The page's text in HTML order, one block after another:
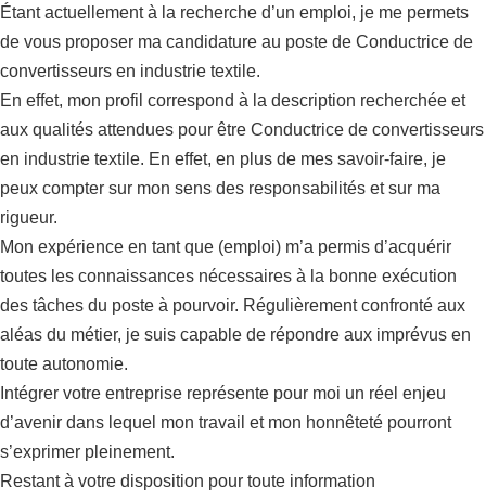
Étant actuellement à la recherche d’un emploi, je me permets
de vous proposer ma candidature au poste de Conductrice de
convertisseurs en industrie textile.
En effet, mon profil correspond à la description recherchée et
aux qualités attendues pour être Conductrice de convertisseurs
en industrie textile. En effet, en plus de mes savoir-faire, je
peux compter sur mon sens des responsabilités et sur ma
rigueur.
Mon expérience en tant que (emploi) m’a permis d’acquérir
toutes les connaissances nécessaires à la bonne exécution
des tâches du poste à pourvoir. Régulièrement confronté aux
aléas du métier, je suis capable de répondre aux imprévus en
toute autonomie.
Intégrer votre entreprise représente pour moi un réel enjeu
d’avenir dans lequel mon travail et mon honnêteté pourront
s’exprimer pleinement.
Restant à votre disposition pour toute information